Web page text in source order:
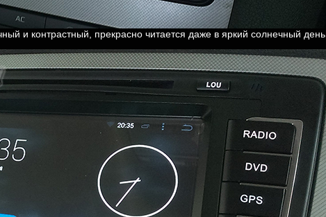
и контрастный, прекрасно читается даже в яркий солнечный день.